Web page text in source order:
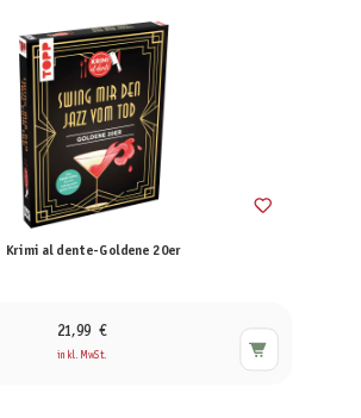
Krimi al dente-Goldene 20er
21,99 €
inkl. MwSt.